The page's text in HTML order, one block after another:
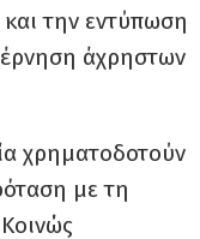
και την εντύπωση
άχρηστων
χρηματοδοτούν
με τη